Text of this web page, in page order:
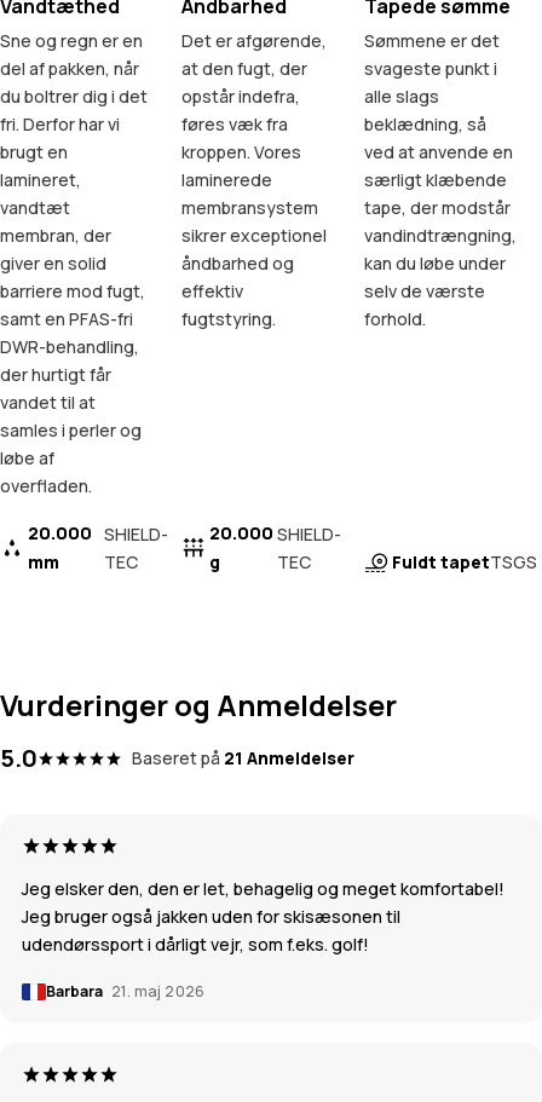
Vandtæthed
Sne og regn er en
del af pakken, når
du boltrer dig i det
fri. Derfor har vi
brugt en
lamineret,
vandtæt
membran, der
giver en solid
barriere mod fugt,
samt en PFAS-fri
DWR-behandling,
der hurtigt får
vandet til at
samles i perler og
løbe af
overfladen.
20.000
mm
SHIELD-
TEC
Åndbarhed
Det er afgørende,
at den fugt, der
opstår indefra,
føres væk fra
kroppen. Vores
laminerede
membransystem
sikrer exceptionel
åndbarhed og
effektiv
fugtstyring.
20.000
g
SHIELD-
TEC
Tapede sømme
Sømmene er det
svageste punkt i
alle slags
beklædning, så
ved at anvende en
særligt klæbende
tape, der modstår
vandindtrængning,
kan du løbe under
selv de værste
forhold.
Fuldt tapetTSGS
Vurderinger og Anmeldelser
5.0 Baseret på 21 Anmeldelser
Jeg elsker den, den er let, behagelig og meget komfortabel!
Jeg bruger også jakken uden for skisæsonen til
udendørssport i dårligt vejr, som f.eks. golf!
Barbara 21. maj 2026